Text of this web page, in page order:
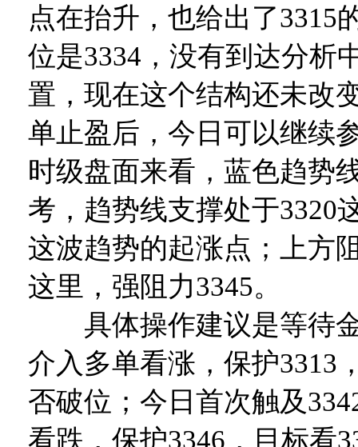
点在抬升，也给出了3315
位是3334，没有到达分析
置，现在这个结构还未改
单止盈后，今日可以继续
时级盘面来看，蓝色趋势
考，趋势线支撑处于3320
这波趋势的起涨点；上方
这里，强阻力3345。
具体操作建议是等待金
介入多单看涨，保护3313
否破位；今日首次触及
看跌，保护3346，目标看